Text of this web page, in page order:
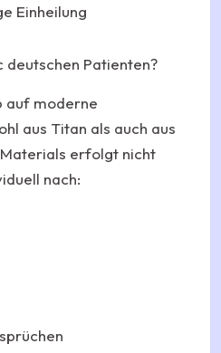
Einheilung
Patienten?
auf moderne
aus Titan als auch aus
erfolgt nicht
nach: